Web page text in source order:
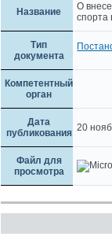
Название
О
спорта
Тип
документа
Компетентный
орган
Дата
публикования 20
Файл для
просмотра